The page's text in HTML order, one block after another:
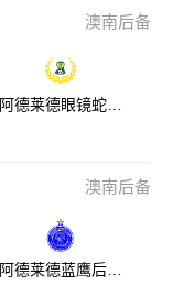
澳南后备
阿德莱德眼镜蛇后
澳南后备
阿德莱德蓝鹰后备